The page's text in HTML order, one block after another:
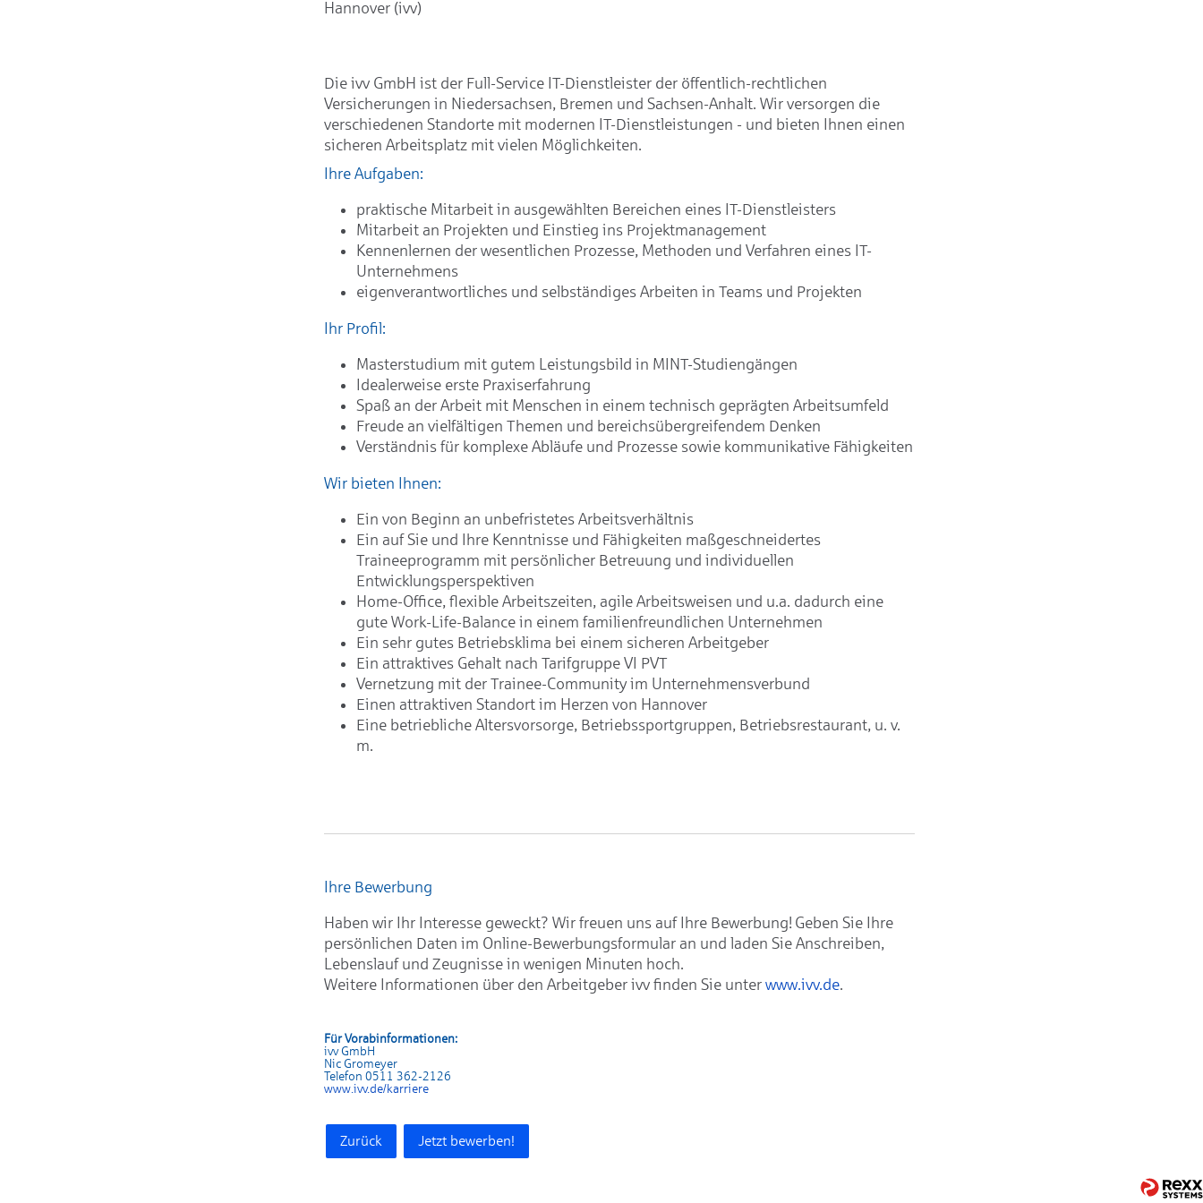
Hannover (ivv)
Die ivv GmbH ist der Full-Service IT-Dienstleister der öffentlich-rechtlichen
Versicherungen in Niedersachsen, Bremen und Sachsen-Anhalt. Wir versorgen die
verschiedenen Standorte mit modernen IT-Dienstleistungen - und bieten Ihnen einen
sicheren Arbeitsplatz mit vielen Möglichkeiten.
Ihre Aufgaben:
praktische Mitarbeit in ausgewählten Bereichen eines IT-Dienstleisters
Mitarbeit an Projekten und Einstieg ins Projektmanagement
Kennenlernen der wesentlichen Prozesse, Methoden und Verfahren eines IT-
Unternehmens
eigenverantwortliches und selbständiges Arbeiten in Teams und Projekten
Ihr Profil:
Masterstudium mit gutem Leistungsbild in MINT-Studiengängen
Idealerweise erste Praxiserfahrung
Spaß an der Arbeit mit Menschen in einem technisch geprägten Arbeitsumfeld
Freude an vielfältigen Themen und bereichsübergreifendem Denken
Verständnis für komplexe Abläufe und Prozesse sowie kommunikative Fähigkeiten
Wir bieten Ihnen:
Ein von Beginn an unbefristetes Arbeitsverhältnis
Ein auf Sie und Ihre Kenntnisse und Fähigkeiten maßgeschneidertes
Traineeprogramm mit persönlicher Betreuung und individuellen
Entwicklungsperspektiven
Home-Office, flexible Arbeitszeiten, agile Arbeitsweisen und u.a. dadurch eine
gute Work-Life-Balance in einem familienfreundlichen Unternehmen
Ein sehr gutes Betriebsklima bei einem sicheren Arbeitgeber
Ein attraktives Gehalt nach Tarifgruppe VI PVT
Vernetzung mit der Trainee-Community im Unternehmensverbund
Einen attraktiven Standort im Herzen von Hannover
Eine betriebliche Altersvorsorge, Betriebssportgruppen, Betriebsrestaurant, u. v.
m.
Ihre Bewerbung
Haben wir Ihr Interesse geweckt? Wir freuen uns auf Ihre Bewerbung! Geben Sie Ihre
persönlichen Daten im Online-Bewerbungsformular an und laden Sie Anschreiben,
Lebenslauf und Zeugnisse in wenigen Minuten hoch.
Weitere Informationen über den Arbeitgeber ivv finden Sie unter www.ivv.de.
Für Vorabinformationen:
ivv GmbH
Nic Gromeyer
Telefon 0511 362-2126
www.ivv.de/karriere
Zurück Jetzt bewerben!